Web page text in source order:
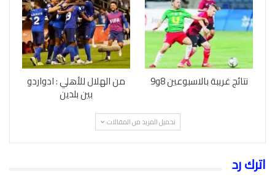
نتائج غريبة بالاسبوعين 8و9 من الهلال للأهلي : ادواردو
بين بلدين
تحميل المزيد من المقالات
اترك رد